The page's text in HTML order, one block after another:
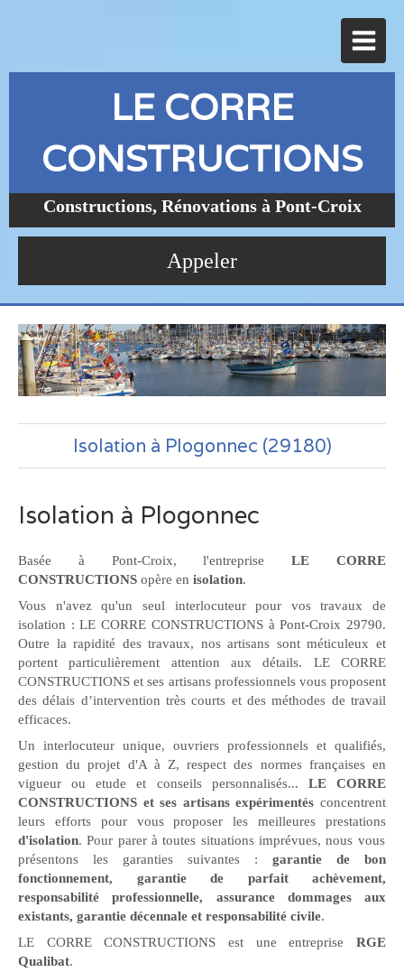
LE CORRE
CONSTRUCTIONS
Constructions, Rénovations à Pont-Croix
Appeler
Isolation à Plogonnec (29180)
Isolation à Plogonnec
Basée à Pont-Croix, l'entrepriseLE CORRE
CONSTRUCTIONS opère en isolation.
Vous n'avez qu'un seul interlocuteur pour vos travaux de
isolation : LE CORRE CONSTRUCTIONS à Pont-Croix 29790.
Outre la rapidité des travaux, nos artisans sont méticuleux et
portent particulièrement attention aux détails. LE CORRE
CONSTRUCTIONS et ses artisans professionnels vous proposent
des délais d’intervention très courts et des méthodes de travail
efficaces.
Un interlocuteur unique, ouvriers professionnels et qualifiés,
gestion du projet d'A à Z, respect des normes françaises en
vigueur ou etude et conseils personnalisés... LE CORRE
CONSTRUCTIONS et ses artisans expérimentés concentrent
leurs efforts pour vous proposer les meilleures prestations
d'isolation. Pour parer à toutes situations imprévues, nous vous
présentons les garanties suivantes : garantie de bon
fonctionnement, garantie de parfait achèvement,
responsabilité professionnelle, assurance dommages aux
existants, garantie décennale et responsabilité civile.
LE CORRE CONSTRUCTIONS est une entreprise RGE
Qualibat.